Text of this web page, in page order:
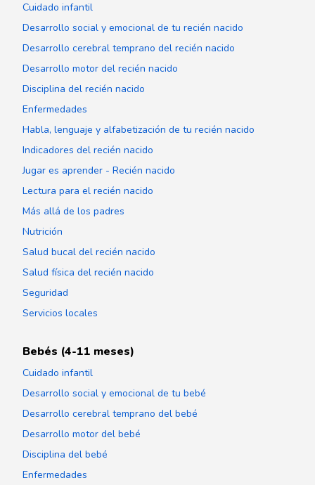
Cuidado infantil
Desarrollo social y emocional de tu recién nacido
Desarrollo cerebral temprano del recién nacido
Desarrollo motor del recién nacido
Disciplina del recién nacido
Enfermedades
Habla, lenguaje y alfabetización de tu recién nacido
Indicadores del recién nacido
Jugar es aprender - Recién nacido
Lectura para el recién nacido
Más allá de los padres
Nutrición
Salud bucal del recién nacido
Salud física del recién nacido
Seguridad
Servicios locales
Bebés (4-11 meses)
Cuidado infantil
Desarrollo social y emocional de tu bebé
Desarrollo cerebral temprano del bebé
Desarrollo motor del bebé
Disciplina del bebé
Enfermedades